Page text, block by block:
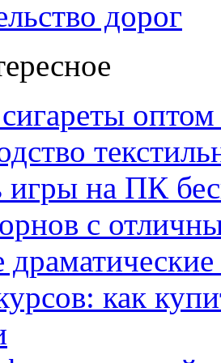
дорог
игры на ПК
с
как